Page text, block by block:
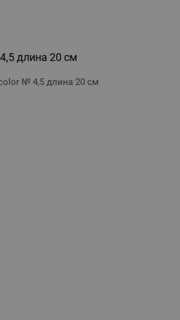
длина 20 см
№ 4,5 длина 20 см